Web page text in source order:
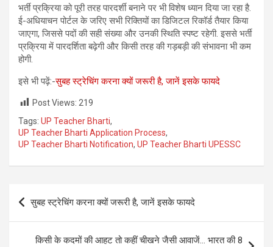
भर्ती प्रक्रिया को पूरी तरह पारदर्शी बनाने पर भी विशेष ध्यान दिया जा रहा है.
ई-अधियाचन पोर्टल के जरिए सभी रिक्तियों का डिजिटल रिकॉर्ड तैयार किया
जाएगा, जिससे पदों की सही संख्या और उनकी स्थिति स्पष्ट रहेगी. इससे भर्ती
प्रक्रिया में पारदर्शिता बढ़ेगी और किसी तरह की गड़बड़ी की संभावना भी कम
होगी.
इसे भी पढ़ें:-सुबह स्ट्रेचिंग करना क्यों जरूरी है, जानें इसके फायदे
Post Views: 219
Tags: UP Teacher Bharti,
UP Teacher Bharti Application Process,
UP Teacher Bharti Notification, UP Teacher Bharti UPESSC
Post
navigation
सुबह स्ट्रेचिंग करना क्यों जरूरी है, जानें इसके फायदे
किसी के कदमों की आहट तो कहीं चीखने जैसी आवाजें… भारत की 8